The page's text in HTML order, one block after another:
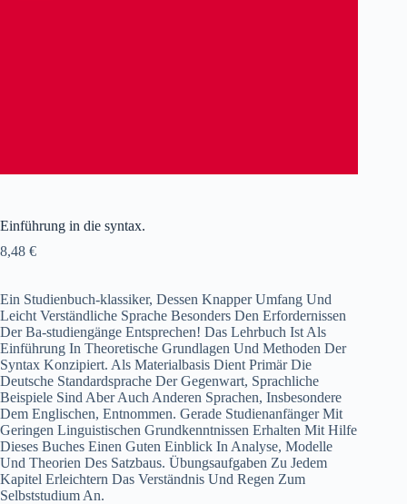
Einführung in die syntax.
8,48 €
Ein Studienbuch-klassiker, Dessen Knapper Umfang Und
Leicht Verständliche Sprache Besonders Den Erfordernissen
Der Ba-studiengänge Entsprechen! Das Lehrbuch Ist Als
Einführung In Theoretische Grundlagen Und Methoden Der
Syntax Konzipiert. Als Materialbasis Dient Primär Die
Deutsche Standardsprache Der Gegenwart, Sprachliche
Beispiele Sind Aber Auch Anderen Sprachen, Insbesondere
Dem Englischen, Entnommen. Gerade Studienanfänger Mit
Geringen Linguistischen Grundkenntnissen Erhalten Mit Hilfe
Dieses Buches Einen Guten Einblick In Analyse, Modelle
Und Theorien Des Satzbaus. Übungsaufgaben Zu Jedem
Kapitel Erleichtern Das Verständnis Und Regen Zum
Selbststudium An.